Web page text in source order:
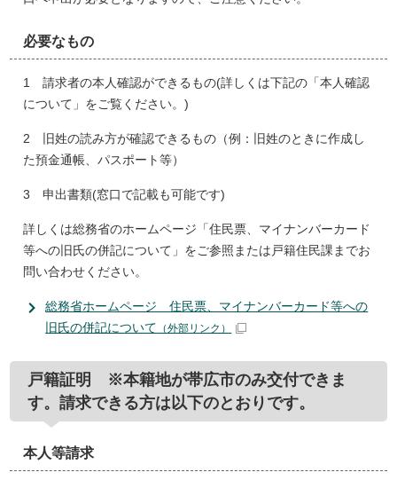
必要なもの
1 請求者の本人確認ができるもの(詳しくは下記の「本人確認
について」をご覧ください。)
2 旧姓の読み方が確認できるもの（例：旧姓のときに作成し
た預金通帳、パスポート等）
3 申出書類(窓口で記載も可能です)
詳しくは総務省のホームページ「住民票、マイナンバーカード
等への旧氏の併記について」をご参照または戸籍住民課までお
問い合わせください。
総務省ホームページ 住民票、マイナンバーカード等への
旧氏の併記について （外部リンク）
戸籍証明 ※本籍地が帯広市のみ交付できま
す。請求できる方は以下のとおりです。
本人等請求